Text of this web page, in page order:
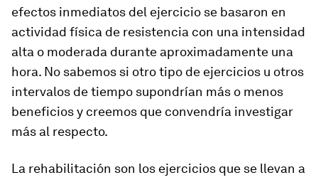
efectos inmediatos del ejercicio se basaron en
actividad física de resistencia con una intensidad
alta o moderada durante aproximadamente una
hora. No sabemos si otro tipo de ejercicios u otros
intervalos de tiempo supondrían más o menos
beneficios y creemos que convendría investigar
más al respecto.
La rehabilitación son los ejercicios que se llevan a